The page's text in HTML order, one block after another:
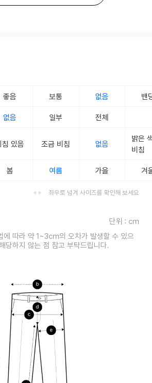
좋음 보통 없음 밴
없음 일부 전체
침 있음 조금 비침 없음
밝은
비침
봄 여름 가을 겨
좌우로 넘겨 사이즈를 확인해 보세요
단위 : cm
에 따라 약 1~3cm의 오차가 발생할 수 있으
당하지 않는 점 참고 부탁드립니다.